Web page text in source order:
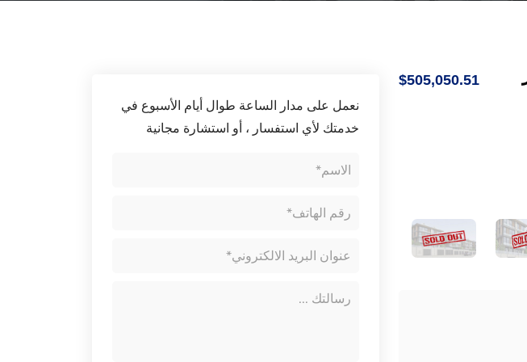
$505,050.51
نعمل على مدار الساعة طوال أيام الأسبوع في
خدمتك لأي استفسار ، أو استشارة مجانية